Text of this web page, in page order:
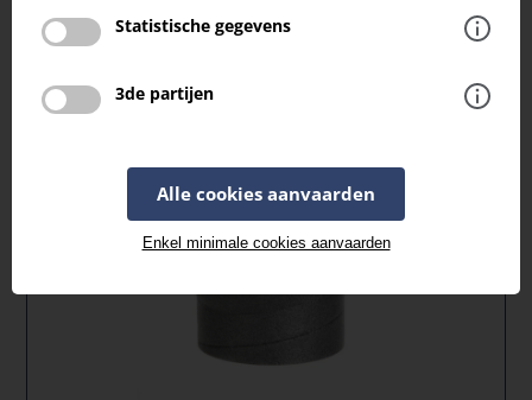
Statistische gegevens
3de partijen
Alle cookies aanvaarden
Enkel minimale cookies aanvaarden